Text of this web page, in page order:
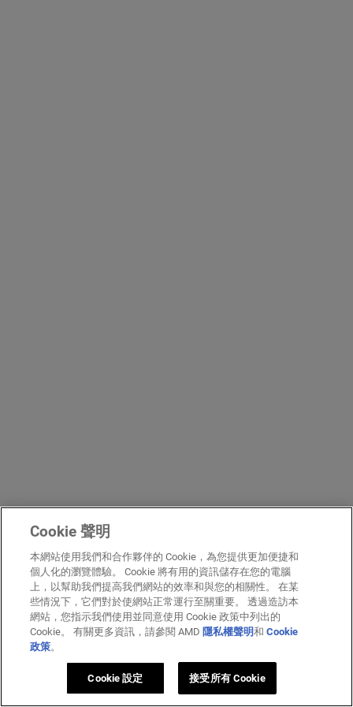
Cookie 聲明
本網站使用我們和合作夥伴的 Cookie，為您提供更加便捷和
個人化的瀏覽體驗。 Cookie 將有用的資訊儲存在您的電腦
上，以幫助我們提高我們網站的效率和與您的相關性。 在某
些情況下，它們對於使網站正常運行至關重要。 透過造訪本
網站，您指示我們使用並同意使用 Cookie 政策中列出的
Cookie。 有關更多資訊，請參閱 AMD 隱私權聲明和Cookie
政策。
Cookie 設定 接受所有 Cookie